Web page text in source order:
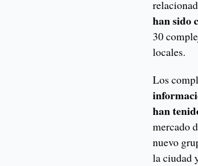
han sido
30
locales.
Los
han
mercado
nuevo
la ciudad